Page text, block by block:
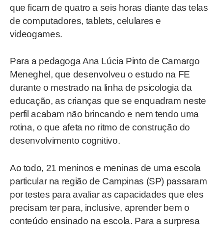
que ficam de quatro a seis horas diante das telas
de computadores, tablets, celulares e
videogames.
Para a pedagoga Ana Lúcia Pinto de Camargo
Meneghel, que desenvolveu o estudo na FE
durante o mestrado na linha de psicologia da
educação, as crianças que se enquadram neste
perfil acabam não brincando e nem tendo uma
rotina, o que afeta no ritmo de construção do
desenvolvimento cognitivo.
Ao todo, 21 meninos e meninas de uma escola
particular na região de Campinas (SP) passaram
por testes para avaliar as capacidades que eles
precisam ter para, inclusive, aprender bem o
conteúdo ensinado na escola. Para a surpresa